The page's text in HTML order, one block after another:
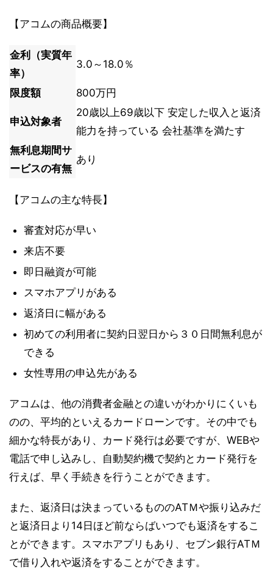
【アコムの商品概要】
金利（実質年
率）
3.0～18.0％
限度額 800万円
申込対象者
20歳以上69歳以下 安定した収入と返済
能力を持っている 会社基準を満たす
無利息期間サ
ービスの有無
あり
【アコムの主な特長】
審査対応が早い
来店不要
即日融資が可能
スマホアプリがある
返済日に幅がある
初めての利用者に契約日翌日から３０日間無利息が
できる
女性専用の申込先がある
アコムは、他の消費者金融との違いがわかりにくいも
のの、平均的といえるカードローンです。その中でも
細かな特長があり、カード発行は必要ですが、WEBや
電話で申し込みし、自動契約機で契約とカード発行を
行えば、早く手続きを行うことができます。
また、返済日は決まっているもののATＭや振り込みだ
と返済日より14日ほど前ならばいつでも返済をするこ
とができます。スマホアプリもあり、セブン銀行ATＭ
で借り入れや返済をすることができます。